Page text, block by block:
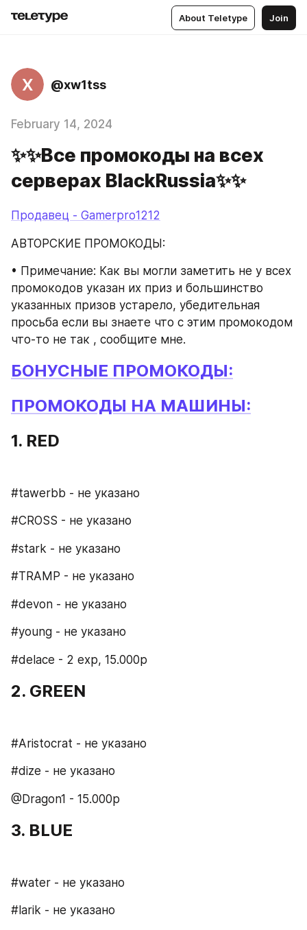
About Teletype Join
X @xw1tss
February 14, 2024
✨✨Все промокоды на всех
серверах BlackRussia✨✨
Продавец - Gamerpro1212
АВТОРСКИЕ ПРОМОКОДЫ:
• Примечание: Как вы могли заметить не у всех
промокодов указан их приз и большинство
указанных призов устарело, убедительная
просьба если вы знаете что с этим промокодом
что-то не так , сообщите мне.
БОНУСНЫЕ ПРОМОКОДЫ:
ПРОМОКОДЫ НА МАШИНЫ:​
1. RED
#tawerbb - не указано
#CROSS - не указано
#stark - не указано
#TRAMP - не указано
#devon - не указано
#young - не указано
#delace - 2 exp, 15.000р
2. GREEN
#Aristocrat - не указано
#dize - не указано
@Dragon1 - 15.000p
3. BLUE
#water - не указано
#larik - не указано